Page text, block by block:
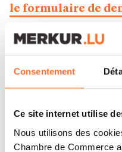
Consentement
Ce site internet utilise
Nous utilisons des
Chambre de Commerce
le formulaire de
suivante :
Afin de renforcer
nationaux qui